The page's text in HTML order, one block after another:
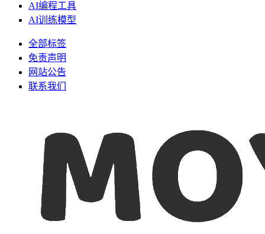
AI编程工具
AI训练模型
全部标签
免责声明
网站公告
联系我们